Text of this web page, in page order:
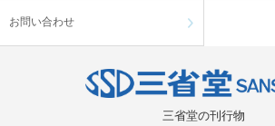
お問い合わせ
三省堂の刊行物